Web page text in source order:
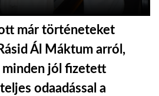
már történeteket
Ál Máktum arról,
minden jól fizetett
odaadással a